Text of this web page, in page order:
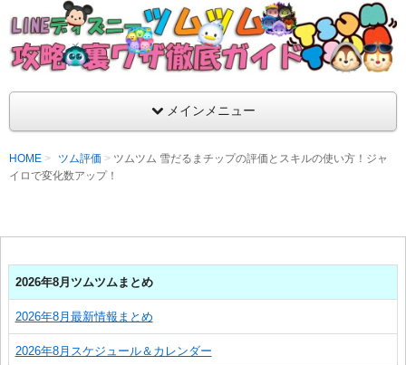
LINEディズニー ツムツム攻略・裏ワザ徹底
支持率No1！痒いところに手が届くツムツム攻略サイト！新ツ
ラ評価も丁寧に解説！ツムツムを120％楽しめるサイトを目指し
メインメニュー
HOME ツム評価
ツムツム 雪だるまチップの評価とスキルの使い方！ジャ
イロで変化数アップ！
2026年8月ツムツムまとめ
2026年8月最新情報まとめ
2026年8月スケジュール＆カレンダー